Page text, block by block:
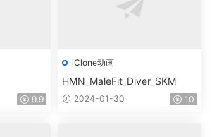
9.9
iClone动画
HMN_MaleFit_Diver_SKM
2024-01-30 10